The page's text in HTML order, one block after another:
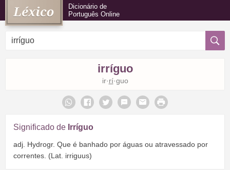
Dicionário de
Português Online
irríguo
ir·rí·guo
Significado de Irríguo
adj. Hydrogr. Que é banhado por águas ou atravessado por
correntes. (Lat. irriguus)